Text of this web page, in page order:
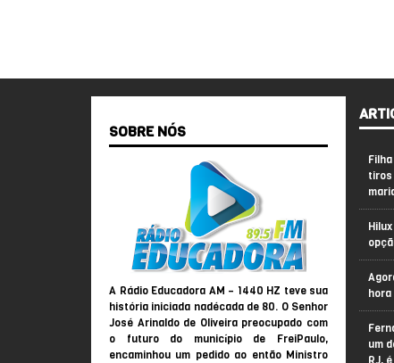
SOBRE NÓS
A Rádio Educadora AM – 1440 HZ teve sua
história iniciada nadécada de 80. O Senhor
José Arinaldo de Oliveira preocupado com
o futuro do município de FreiPaulo,
encaminhou um pedido ao então Ministro
tiros
hora
um